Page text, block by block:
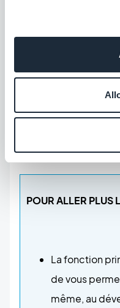
Si vous voyez
dictionnaire,
commentaires. Plus
il rendra service !
POUR ALLER PLUS
La fonction
de vous
même, au